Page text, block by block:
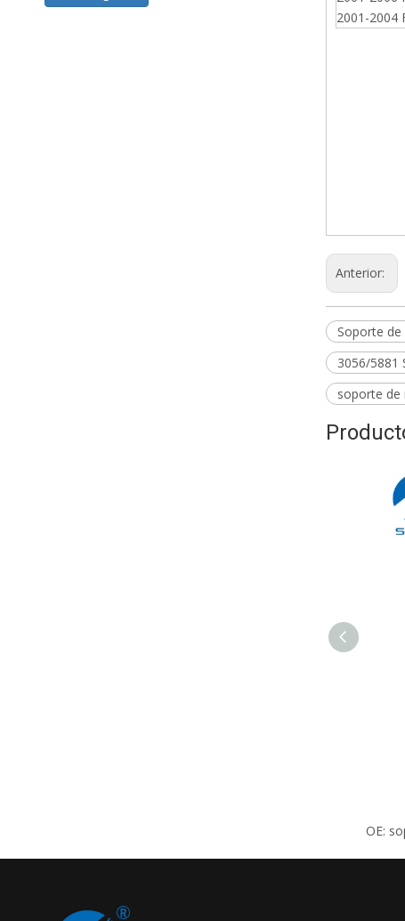
2001-2004
Anterior:
Soporte
3056/5881
soporte
OE: